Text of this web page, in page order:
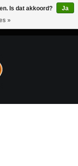
Is dat akkoord?
Ja
»